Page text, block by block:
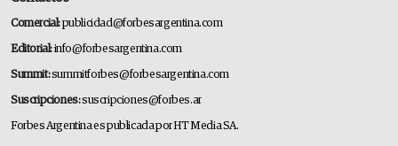
Comercial:publicidad@forbesargentina.com
Editorial:info@forbesargentina.com
Summit:summitforbes@forbesargentina.com
Suscripciones:suscripciones@forbes.ar
Forbes Argentina es publicada por HT Media SA.